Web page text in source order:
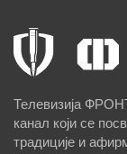
Телевизија
канал који се
традиције и